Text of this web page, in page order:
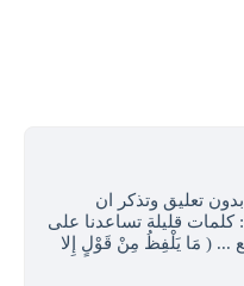
تعليق وتذكر ان
كلمات قليلة تساعدنا على
... ( مَا يَلْفِظُ مِنْ قَوْلٍ إِلا